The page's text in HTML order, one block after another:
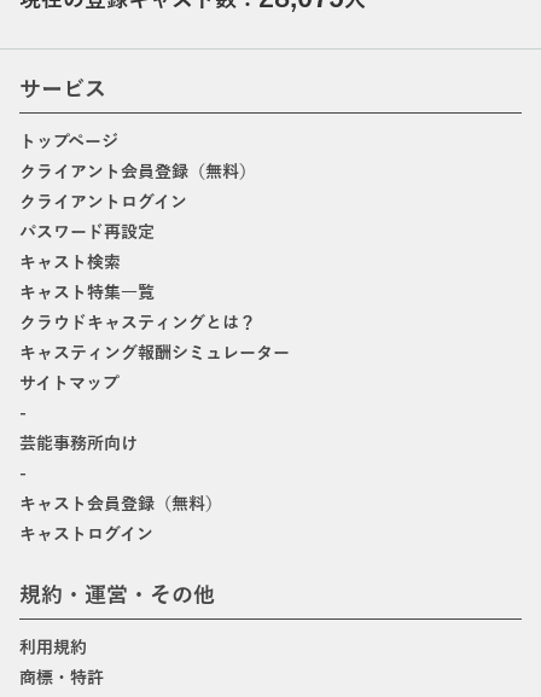
サービス
トップページ
クライアント会員登録（無料）
クライアントログイン
パスワード再設定
キャスト検索
キャスト特集一覧
クラウドキャスティングとは？
キャスティング報酬シミュレーター
サイトマップ
-
芸能事務所向け
-
キャスト会員登録（無料）
キャストログイン
規約・運営・その他
利用規約
商標・特許